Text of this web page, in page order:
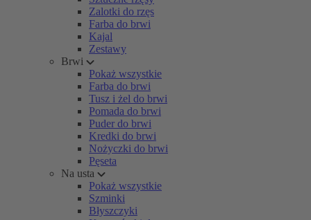
Zalotki do rzęs
Farba do brwi
Kajal
Zestawy
Brwi
Pokaż wszystkie
Farba do brwi
Tusz i żel do brwi
Pomada do brwi
Puder do brwi
Kredki do brwi
Nożyczki do brwi
Pęseta
Na usta
Pokaż wszystkie
Szminki
Błyszczyki